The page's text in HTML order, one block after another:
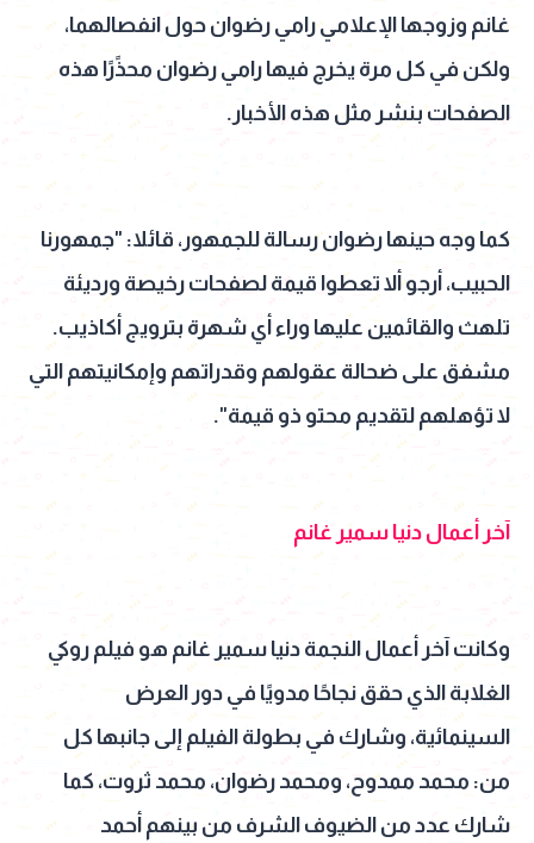
غانم وزوجها الإعلامي رامي رضوان حول انفصالهما،
ولكن في كل مرة يخرج فيها رامي رضوان محذًرًا هذه
الصفحات بنشر مثل هذه الأخبار.
كما وجه حينها رضوان رسالة للجمهور، قائلا: "جمهورنا
الحبيب، أرجو ألا تعطوا قيمة لصفحات رخيصة ورديئة
تلهث والقائمين عليها وراء أي شهرة بترويج أكاذيب.
مشفق على ضحالة عقولهم وقدراتهم وإمكانيتهم التي
لا تؤهلهم لتقديم محتو ذو قيمة".
آخر أعمال دنيا سمير غانم
وكانت آخر أعمال النجمة دنيا سمير غانم هو فيلم روكي
الغلابة الذي حقق نجاحًا مدويًا في دور العرض
السينمائية، وشارك في بطولة الفيلم إلى جانبها كل
من: محمد ممدوح، ومحمد رضوان، محمد ثروت، كما
شارك عدد من الضيوف الشرف من بينهم أحمد